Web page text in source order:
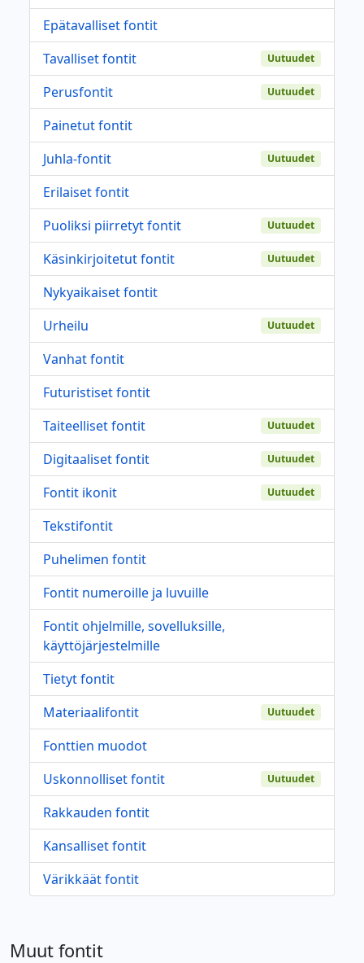
Epätavalliset fontit
Tavalliset fontit
Uutuudet
Perusfontit Uutuudet
Painetut fontit
Juhla-fontit
Uutuudet
Erilaiset fontit
Puoliksi piirretyt fontit
Uutuudet
Käsinkirjoitetut fontit Uutuudet
Nykyaikaiset fontit
Urheilu
Uutuudet
Vanhat fontit
Futuristiset fontit
Taiteelliset fontit
Uutuudet
Digitaaliset fontit Uutuudet
Fontit ikonit Uutuudet
Tekstifontit
Puhelimen fontit
Fontit numeroille ja luvuille
Fontit ohjelmille, sovelluksille,
käyttöjärjestelmille
Tietyt fontit
Materiaalifontit
Uutuudet
Fonttien muodot
Uskonnolliset fontit
Uutuudet
Rakkauden fontit
Kansalliset fontit
Värikkäät fontit
Muut fontit